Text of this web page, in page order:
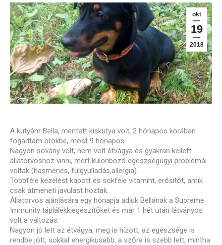
okt
19
2018
A kutyám Bella, mentett kiskutya volt, 2 hónapos korában
fogadtam örökbe, most 9 hónapos.
Nagyon sovány volt, nem volt étvágya és gyakran kellett
állatorvoshoz vinni, mert különböző egészségügyi problémái
voltak (hasmenés, fülgyulladás,allergia).
Többféle kezelést kapott és sokféle vitamint, erősítőt, amik
csak átmeneti javulást hoztak.
Állatorvos ajánlására egy hónapja adjuk Bellának a Supreme
Immunity táplálékkiegészítőket és már 1 hét után látványos
volt a változás.
Nagyon jó lett az étvágya, meg is hízott, az egészsége is
rendbe jött, sokkal energikusabb, a szőre is szebb lett, mintha